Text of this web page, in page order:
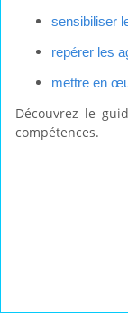
sensibiliser
repérer les
mettre en
Découvrez le
compétences.